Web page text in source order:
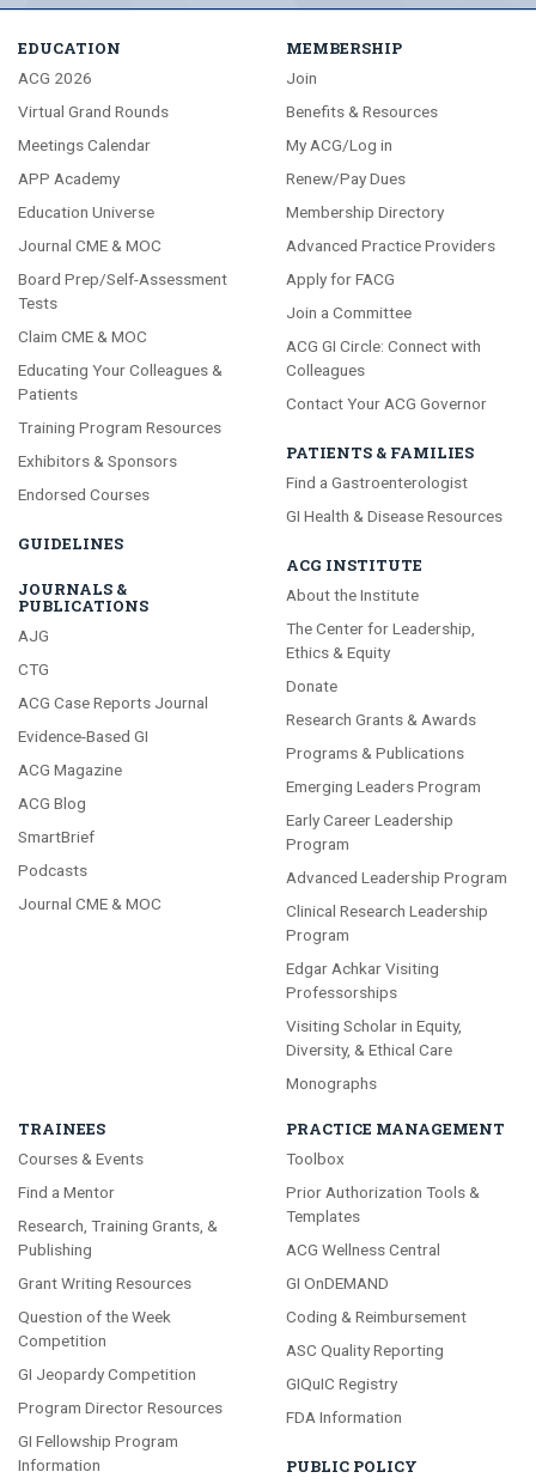
EDUCATION
ACG 2026
Virtual Grand Rounds
Meetings Calendar
APP Academy
Education Universe
Journal CME & MOC
Board Prep/Self-Assessment
Tests
Claim CME & MOC
Educating Your Colleagues &
Patients
Training Program Resources
Exhibitors & Sponsors
Endorsed Courses
GUIDELINES
JOURNALS &
PUBLICATIONS
AJG
CTG
ACG Case Reports Journal
Evidence-Based GI
ACG Magazine
ACG Blog
SmartBrief
Podcasts
Journal CME & MOC
MEMBERSHIP
Join
Benefits & Resources
My ACG/Log in
Renew/Pay Dues
Membership Directory
Advanced Practice Providers
Apply for FACG
Join a Committee
ACG GI Circle: Connect with
Colleagues
Contact Your ACG Governor
PATIENTS & FAMILIES
Find a Gastroenterologist
GI Health & Disease Resources
ACG INSTITUTE
About the Institute
The Center for Leadership,
Ethics & Equity
Donate
Research Grants & Awards
Programs & Publications
Emerging Leaders Program
Early Career Leadership
Program
Advanced Leadership Program
Clinical Research Leadership
Program
Edgar Achkar Visiting
Professorships
Visiting Scholar in Equity,
Diversity, & Ethical Care
Monographs
TRAINEES
Courses & Events
Find a Mentor
Research, Training Grants, &
Publishing
Grant Writing Resources
Question of the Week
Competition
GI Jeopardy Competition
Program Director Resources
GI Fellowship Program
Information
PRACTICE MANAGEMENT
Toolbox
Prior Authorization Tools &
Templates
ACG Wellness Central
GI OnDEMAND
Coding & Reimbursement
ASC Quality Reporting
GIQuIC Registry
FDA Information
PUBLIC POLICY